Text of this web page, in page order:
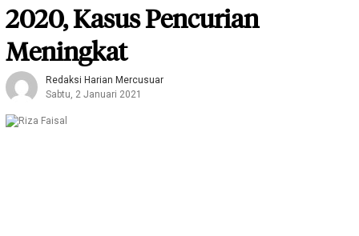
2020, Kasus Pencurian
Meningkat
Redaksi Harian Mercusuar
Sabtu, 2 Januari 2021